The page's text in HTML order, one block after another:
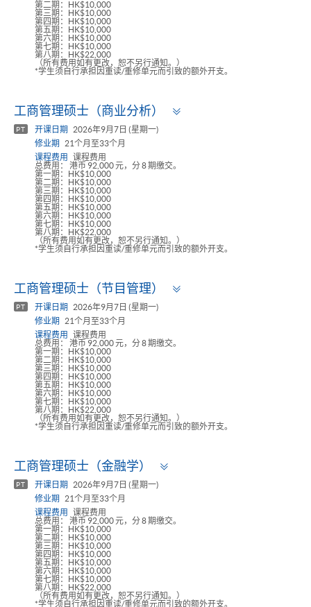
第二期：HK$10,000
第三期：HK$10,000
第四期：HK$10,000
第五期：HK$10,000
第六期：HK$10,000
第七期：HK$10,000
第八期：HK$22,000
（所有费用如有更改，恕不另行通知。）
*学生须自行承担因重读/重修单元而引致的额外开支。
工商管理硕士（商业分析）
PT 开课日期
2026年9月7日 (星期一)
修业期
21个月至33个月
课程费用
课程费用
总费用： 港币 92,000 元，分 8 期缴交。
第一期：HK$10,000
第二期：HK$10,000
第三期：HK$10,000
第四期：HK$10,000
第五期：HK$10,000
第六期：HK$10,000
第七期：HK$10,000
第八期：HK$22,000
（所有费用如有更改，恕不另行通知。）
*学生须自行承担因重读/重修单元而引致的额外开支。
工商管理硕士（节目管理）
PT 开课日期
2026年9月7日 (星期一)
修业期
21个月至33个月
课程费用
课程费用
总费用： 港币 92,000 元，分 8 期缴交。
第一期：HK$10,000
第二期：HK$10,000
第三期：HK$10,000
第四期：HK$10,000
第五期：HK$10,000
第六期：HK$10,000
第七期：HK$10,000
第八期：HK$22,000
（所有费用如有更改，恕不另行通知。）
*学生须自行承担因重读/重修单元而引致的额外开支。
工商管理硕士（金融学）
PT 开课日期
2026年9月7日 (星期一)
修业期
21个月至33个月
课程费用
课程费用
总费用： 港币 92,000 元，分 8 期缴交。
第一期：HK$10,000
第二期：HK$10,000
第三期：HK$10,000
第四期：HK$10,000
第五期：HK$10,000
第六期：HK$10,000
第七期：HK$10,000
第八期：HK$22,000
（所有费用如有更改，恕不另行通知。）
*学生须自行承担因重读/重修单元而引致的额外开支。